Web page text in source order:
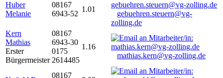
Huber
Melanie
08167
6943-52
1.01
gebuehren.steuern@vg-
zolling.de
Kern
Mathias
Erster
Bürgermeister
08167
6943-30
0175
2614485
1.16
mathias.kern@vg-zolling.de
08167